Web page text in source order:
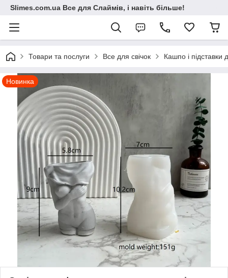
Slimes.com.ua Все для Слаймів, і навіть більше!
Товари та послуги Все для свічок Кашпо і підставки
Новинка